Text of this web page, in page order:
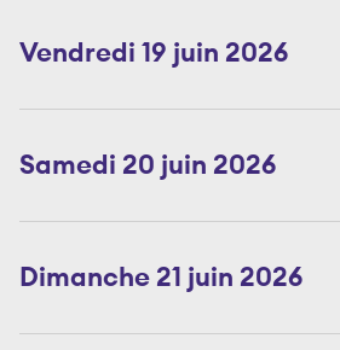
Vendredi 19 juin 2026
Samedi 20 juin 2026
Dimanche 21 juin 2026